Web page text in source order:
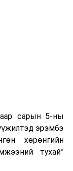
гадаадын
Тухайлбал,
80 гаруй
тус улсын
болзошгүйг
сарын 5-ны
эрэмбэ
хөрөнгийн
тухай”